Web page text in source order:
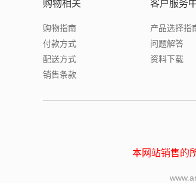
购物相关
购物指南
付款方式
配送方式
销售条款
客户服务
产品选择指
问题解答
资料下载
本网站销售的